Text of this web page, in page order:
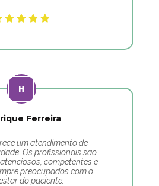
Ferreira
um atendimento de
Os profissionais são
competentes e
preocupados com o
do paciente.